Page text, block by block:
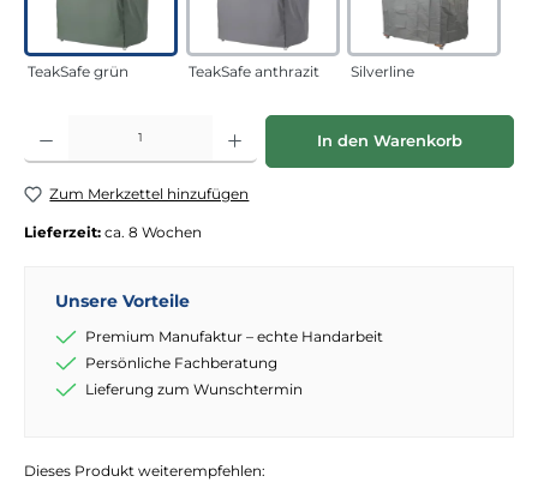
TeakSafe grün TeakSafe anthrazit Silverline
Produkt Anzahl: Gib den gewünschten Wert ein oder benutze die
In den Warenkorb
Zum Merkzettel hinzufügen
Lieferzeit: ca. 8 Wochen
Unsere Vorteile
Premium Manufaktur – echte Handarbeit
Persönliche Fachberatung
Lieferung zum Wunschtermin
Dieses Produkt weiterempfehlen: